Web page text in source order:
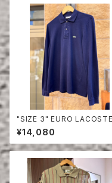
"SIZE 3" EURO
OLO SHIRT LONG
¥14,080